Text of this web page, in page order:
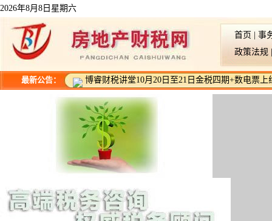
2026年8月8日星期六
首页
事
政策法规
最新公告： 博睿财税讲堂10月20日至21日金税四期+数电票